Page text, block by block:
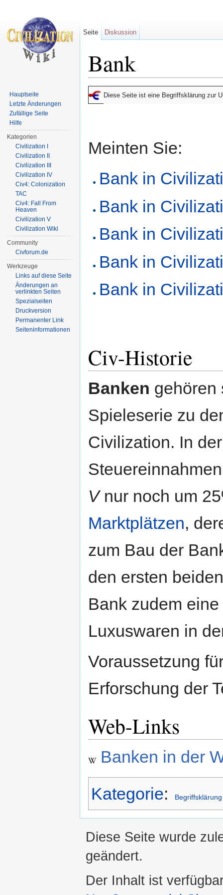
Bank
Diese Seite ist eine Begriffsklärung zur
Meinten Sie:
Bank in
Bank in
Bank in
Bank in
Bank in
Civ-Historie
Banken gehören
Spieleserie zu
Civilization. In
Vnur noch um
Marktplätzen,
zum Bau der
den ersten
Bank zudem
Luxuswaren in
Voraussetzung
Erforschung der
Web-Links
Banken in der
Kategorie: Begriffsklärung
Seite Diskussion
Hauptseite
Letzte Änderungen
Zufällige Seite
Hilfe
Kategorien
Civilization I
Civilization II
Civilization III
Civilization IV
Civ4: Colonization
TAC
Civ4: Fall From
Heaven
Civilization V
Civilization Wiki
Community
Civforum.de
Werkzeuge
Links auf diese Seite
Änderungen an
verlinkten Seiten
Spezialseiten
Druckversion
Permanenter Link
Seiten­informationen
Diese Seite wurde
geändert.
Der Inhalt ist